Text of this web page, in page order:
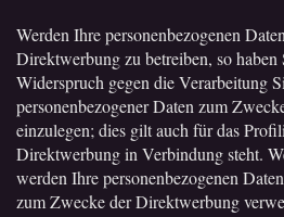
Werden Ihre personenbezogenen
Direktwerbung zu betreiben, so haben
Widerspruch gegen die Verarbeitung
personenbezogener Daten zum
einzulegen; dies gilt auch für das
Direktwerbung in Verbindung steht.
werden Ihre personenbezogenen
zum Zwecke der Direktwerbung